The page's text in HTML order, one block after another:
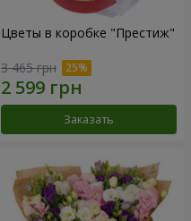
Цветы в коробке "Престиж"
3 465 грн
Заказать